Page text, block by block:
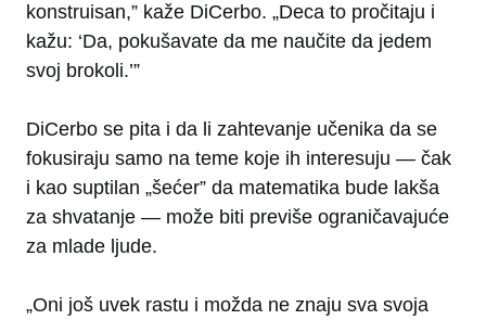
konstruisan,” kaže DiCerbo. „Deca to pročitaju i
kažu: ‘Da, pokušavate da me naučite da jedem
svoj brokoli.’”
DiCerbo se pita i da li zahtevanje učenika da se
fokusiraju samo na teme koje ih interesuju — čak
i kao suptilan „šećer” da matematika bude lakša
za shvatanje — može biti previše ograničavajuće
za mlade ljude.
„Oni još uvek rastu i možda ne znaju sva svoja